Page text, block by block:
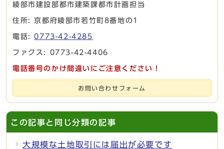
綾部市建設部都市建築課都市計画担当
住所: 京都府綾部市若竹町8番地の1
電話:0773-42-4285
ファクス: 0773-42-4406
電話番号のかけ間違いにご注意ください！
お問い合わせフォーム
この記事と同じ分類の記事
大規模な土地取引には届出が必要です